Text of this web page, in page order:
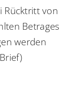
Rücktritt von
Betrages
werden